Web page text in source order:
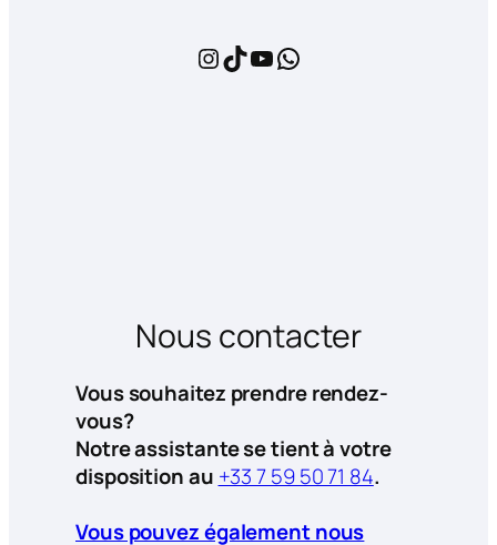
InstagramTikTok YouTube WhatsApp
Nous contacter
Vous souhaitez prendre rendez-
vous?
Notre assistante se tient à votre
disposition au +33 7 59 50 71 84.
Vous pouvez également nous